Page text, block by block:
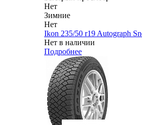
Нет
Зимние
Нет
Ikon 235/50 r19 Autograph
Нет в наличии
Подробнее